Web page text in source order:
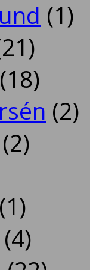
(1)
(18)
(2)
(2)
(1)
(4)